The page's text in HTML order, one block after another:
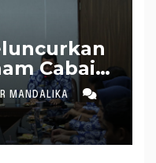
Cabai
MANDALIKA